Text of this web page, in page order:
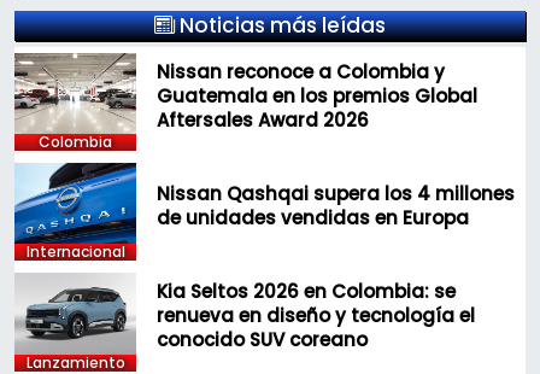
Noticias más leídas
Colombia
Nissan reconoce a Colombia y
Guatemala en los premios Global
Aftersales Award 2026
Internacional
Nissan Qashqai supera los 4 millones
de unidades vendidas en Europa
Lanzamiento
Kia Seltos 2026 en Colombia: se
renueva en diseño y tecnología el
conocido SUV coreano